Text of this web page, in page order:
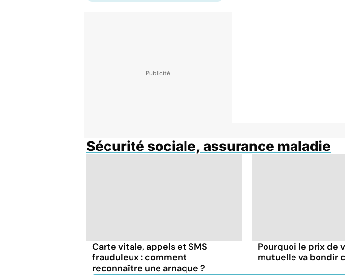
Sécurité sociale, assurance maladie
Carte vitale, appels et SMS
frauduleux : comment
reconnaître une arnaque ?
Pourquoi le prix de
mutuelle va bondir